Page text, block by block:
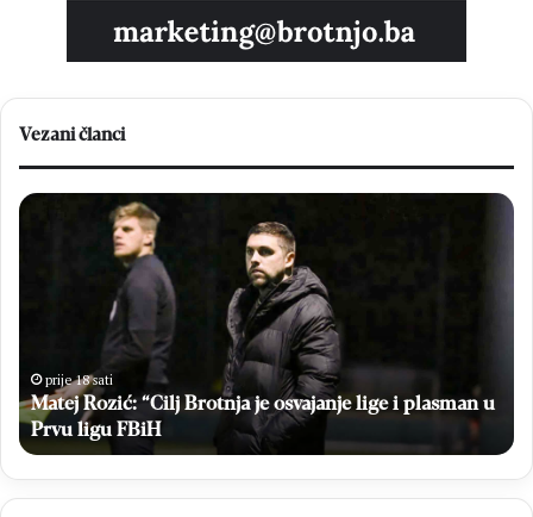
Vezani članci
Matej
plasman
u
Prvu
ligu
FBiH
prije 18 sati
Matej Rozić: “Cilj Brotnja je osvajanje lige i plasman u
Prvu ligu FBiH